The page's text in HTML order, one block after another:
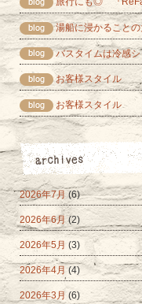
湯船に浸かることの
バスタイムは冷感
お客様スタイル
お客様スタイル
2026年7月(6)
2026年6月(2)
2026年5月 (3)
2026年4月 (4)
2026年3月 (6)